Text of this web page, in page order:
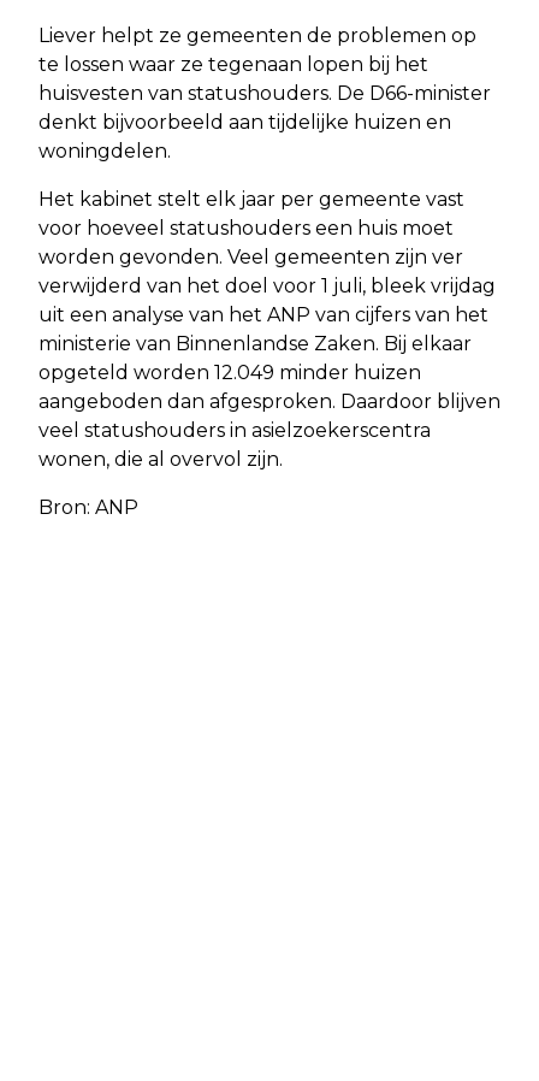
Liever helpt ze gemeenten de problemen op
te lossen waar ze tegenaan lopen bij het
huisvesten van statushouders. De D66-minister
denkt bijvoorbeeld aan tijdelijke huizen en
woningdelen.
Het kabinet stelt elk jaar per gemeente vast
voor hoeveel statushouders een huis moet
worden gevonden. Veel gemeenten zijn ver
verwijderd van het doel voor 1 juli, bleek vrijdag
uit een analyse van het ANP van cijfers van het
ministerie van Binnenlandse Zaken. Bij elkaar
opgeteld worden 12.049 minder huizen
aangeboden dan afgesproken. Daardoor blijven
veel statushouders in asielzoekerscentra
wonen, die al overvol zijn.
Bron: ANP